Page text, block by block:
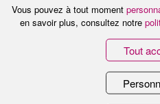
Vous pouvez à tout moment
en savoir plus, consultez notre
Tout